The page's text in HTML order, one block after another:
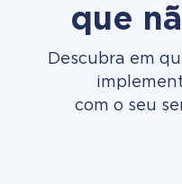
que
Descubra em
com o seu